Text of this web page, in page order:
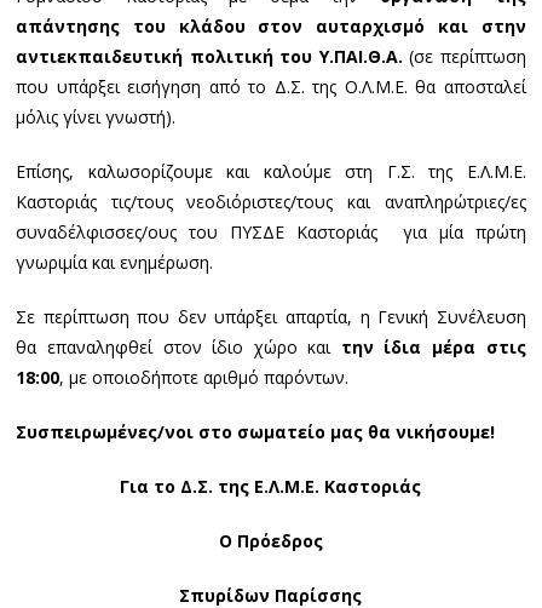
απάντησης του κλάδου στον αυταρχισμό και στην
αντιεκπαιδευτική πολιτική του Υ.ΠΑΙ.Θ.Α. (σε περίπτωση
που υπάρξει εισήγηση από το Δ.Σ. της Ο.Λ.Μ.Ε. θα αποσταλεί
μόλις γίνει γνωστή).
Επίσης, καλωσορίζουμε και καλούμε στη Γ.Σ. της Ε.Λ.Μ.Ε.
Καστοριάς τις/τους νεοδιόριστες/τους και αναπληρώτριες/ες
συναδέλφισσες/ους του ΠΥΣΔΕ Καστοριάς για μία πρώτη
γνωριμία και ενημέρωση.
Σε περίπτωση που δεν υπάρξει απαρτία, η Γενική Συνέλευση
θα επαναληφθεί στον ίδιο χώρο και την ίδια μέρα στις
18:00, με οποιοδήποτε αριθμό παρόντων.
Συσπειρωμένες/νοι στο σωματείο μας θα νικήσουμε!
Για το Δ.Σ. της Ε.Λ.Μ.Ε. Καστοριάς
Ο Πρόεδρος
Σπυρίδων Παρίσσης